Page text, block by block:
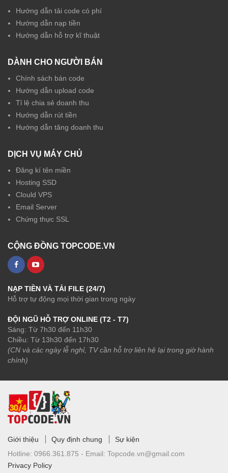
Hướng dẫn tải code có phí
Hướng dẫn nạp tiền
Hướng dẫn hỗ trợ kĩ thuật
DÀNH CHO NGƯỜI BÁN
Chính sách bán code
Hướng dẫn upload code
Tỉ lệ chia sẻ doanh thu
Hướng dẫn rút tiền
Hướng dẫn tăng doanh thu
DỊCH VỤ MÁY CHỦ
Đăng kí tên miền
Hosting SSD
Clould VPS
Email Server
Chứng thực SSL
CỘNG ĐỒNG TOPCODE.VN
NẠP TIỀN VÀ TẢI FILE (24/7)
Hỗ trợ tự động mọi thời gian trong ngày
ĐỘI NGŨ HỖ TRỢ ONLINE (T2 - T7)
Sáng: Từ 7h30 đến 11h30
Chiều: Từ 13h30 đến 17h30
(CN và các ngày lễ nghỉ, TV cần hỗ trợ liên hệ lại trong giờ hành
chính)
Giới thiệu Quy định chung
Sự kiện
Hotline: 0966.361.875 - Email: Topcode.vn@gmail.com
Privacy Policy